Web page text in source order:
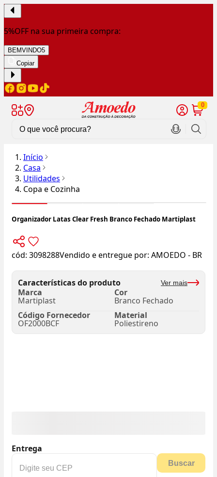
5%OFF na sua primeira compra:
BEMVINDO5
Copiar
0
Início
Casa
Utilidades
Copa e Cozinha
Organizador Latas Clear Fresh Branco Fechado Martiplast
cód: 3098288Vendido e entregue por: AMOEDO - BR
Características do produto Ver mais
Marca
Martiplast
Cor
Branco Fechado
Código Fornecedor
OF2000BCF
Material
Poliestireno
Entrega
Buscar